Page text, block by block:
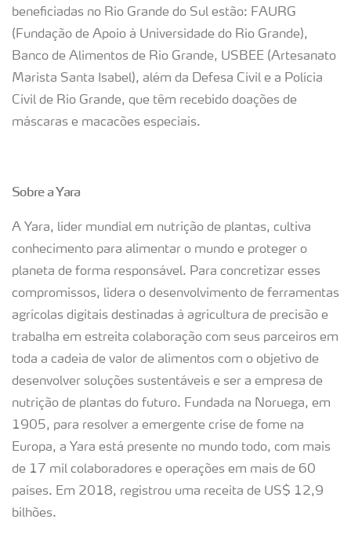
beneficiadas no Rio Grande do Sul estão: FAURG
(Fundação de Apoio à Universidade do Rio Grande),
Banco de Alimentos de Rio Grande, USBEE (Artesanato
Marista Santa Isabel), além da Defesa Civil e a Polícia
Civil de Rio Grande, que têm recebido doações de
máscaras e macacões especiais.
Sobre a Yara
A Yara, líder mundial em nutrição de plantas, cultiva
conhecimento para alimentar o mundo e proteger o
planeta de forma responsável. Para concretizar esses
compromissos, lidera o desenvolvimento de ferramentas
agrícolas digitais destinadas à agricultura de precisão e
trabalha em estreita colaboração com seus parceiros em
toda a cadeia de valor de alimentos com o objetivo de
desenvolver soluções sustentáveis e ser a empresa de
nutrição de plantas do futuro. Fundada na Noruega, em
1905, para resolver a emergente crise de fome na
Europa, a Yara está presente no mundo todo, com mais
de 17 mil colaboradores e operações em mais de 60
países. Em 2018, registrou uma receita de US$ 12,9
bilhões.